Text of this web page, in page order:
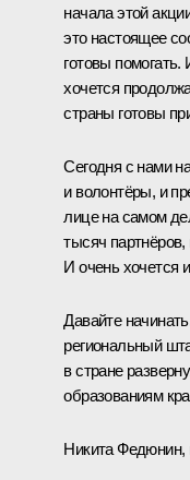
начала этой
это настоящее
готовы
хочется
страны готовы
Сегодня с нами
и волонтёры, и
лице на самом
тысяч
И очень хочется
Давайте
региональный
в стране
образованиям
Никита Федюнин,